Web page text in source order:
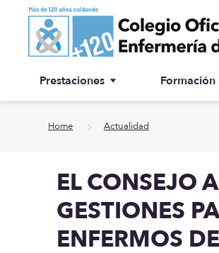
Ir a contenido principal
Prestaciones
Asesoría jurídica
Especialidades
Formación
Home Actualidad
EL CONSEJO
GESTIONES
ENFERMOS